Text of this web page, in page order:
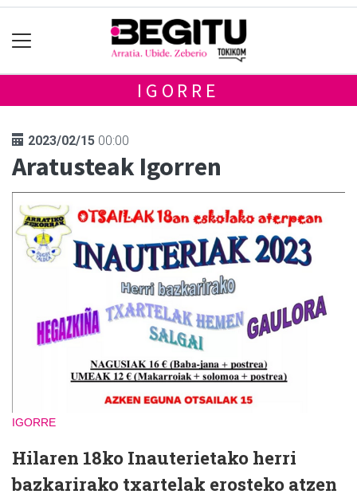
IGORRE
2023/02/15 00:00
Aratusteak Igorren
IGORRE
Hilaren 18ko Inauterietako herri
bazkarirako txartelak erosteko atzen